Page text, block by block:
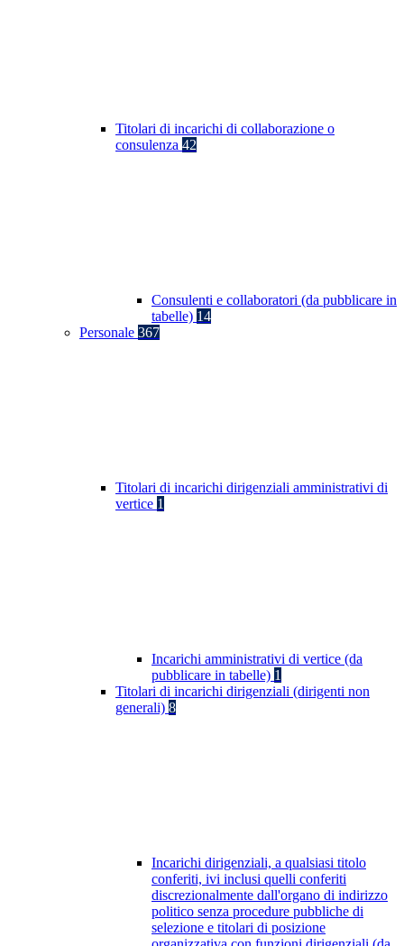
Titolari di incarichi di collaborazione o
consulenza 42
Consulenti e collaboratori (da pubblicare in
tabelle) 14
Personale 367
Titolari di incarichi dirigenziali amministrativi di
vertice 1
Incarichi amministrativi di vertice (da
pubblicare in tabelle) 1
Titolari di incarichi dirigenziali (dirigenti non
generali) 8
Incarichi dirigenziali, a qualsiasi titolo
conferiti, ivi inclusi quelli conferiti
discrezionalmente dall'organo di indirizzo
politico senza procedure pubbliche di
selezione e titolari di posizione